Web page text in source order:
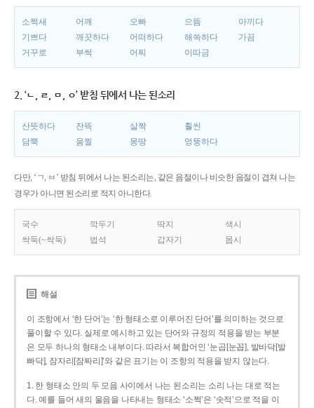
소쩍새 어깨 오빠 으뜸
아끼다
기쁘다
깨끗하다 어떠하다 해쓱하다
가끔
거꾸로
부썩 어찌 이따금
2. ‘ㄴ, ㄹ, ㅁ, ㅇ’ 받침 뒤에서 나는 된소리
산뜻하다 잔뜩 살짝
훨씬
담뿍
움찔 몽땅 엉뚱하다
다만, ‘ㄱ, ㅂ’ 받침 뒤에서 나는 된소리는, 같은 음절이나 비슷한 음절이 겹쳐 나는
경우가 아니면 된소리로 적지 아니한다.
국수 깍두기 딱지
색시
싹둑(~싹둑)
법석 갑자기 몹시
해설
이 조항에서 ‘한 단어’는 ‘한 형태소로 이루어진 단어’를 의미하는 것으로
풀이할 수 있다. 실제로 예시하고 있는 단어와 규정의 적용을 받는 부분
은 모두 하나의 형태소 내부이다. 따라서 복합어인 ‘눈곱[눈꼽], 발바닥[발
빠닥], 잠자리[잠짜리]’와 같은 표기는 이 조항의 적용을 받지 않는다.
1. 한 형태소 안의 두 모음 사이에서 나는 된소리는 소리 나는 대로 적는
다. 예를 들어 새의 울음을 나타내는 형태소 ‘소쩍’은 ‘솟적’으로 적을 이